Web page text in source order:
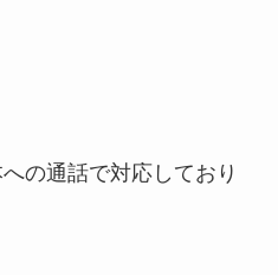
の通話で対応しており